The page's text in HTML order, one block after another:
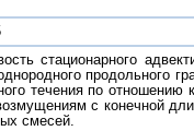
стационарного
продольного
течения по
с конечной
смесей.